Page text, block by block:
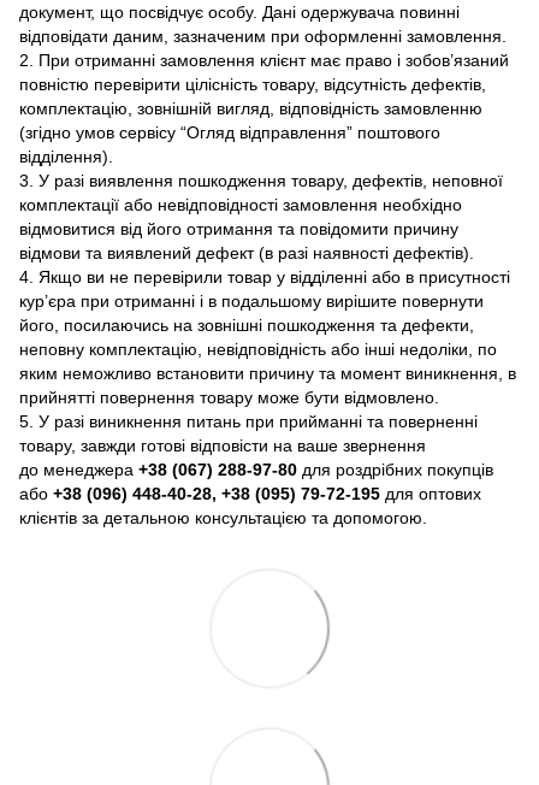
документ, що посвідчує особу. Дані одержувача повинні
відповідати даним, зазначеним при оформленні замовлення.
2. При отриманні замовлення клієнт має право і зобов’язаний
повністю перевірити цілісність товару, відсутність дефектів,
комплектацію, зовнішній вигляд, відповідність замовленню
(згідно умов сервісу “Огляд відправлення” поштового
відділення).
3. У разі виявлення пошкодження товару, дефектів, неповної
комплектації або невідповідності замовлення необхідно
відмовитися від його отримання та повідомити причину
відмови та виявлений дефект (в разі наявності дефектів).
4. Якщо ви не перевірили товар у відділенні або в присутності
кур’єра при отриманні і в подальшому вирішите повернути
його, посилаючись на зовнішні пошкодження та дефекти,
неповну комплектацію, невідповідність або інші недоліки, по
яким неможливо встановити причину та момент виникнення, в
прийнятті повернення товару може бути відмовлено.
5. У разі виникнення питань при прийманні та поверненні
товару, завжди готові відповісти на ваше звернення
до менеджера +38 (067) 288-97-80 для роздрібних покупців
або +38 (096) 448-40-28, +38 (095) 79-72-195 для оптових
клієнтів за детальною консультацією та допомогою.